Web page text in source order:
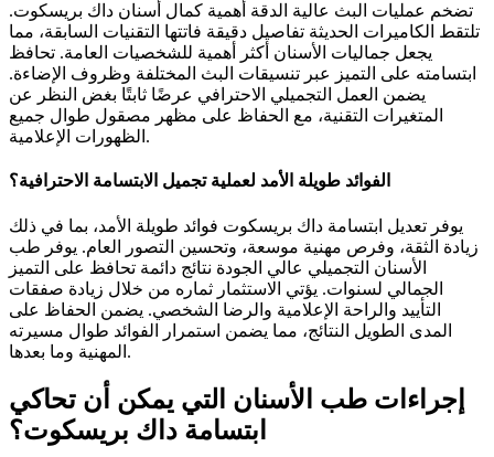
تضخم عمليات البث عالية الدقة أهمية كمال أسنان داك بريسكوت.
تلتقط الكاميرات الحديثة تفاصيل دقيقة فاتتها التقنيات السابقة، مما
يجعل جماليات الأسنان أكثر أهمية للشخصيات العامة. تحافظ
ابتسامته على التميز عبر تنسيقات البث المختلفة وظروف الإضاءة.
يضمن العمل التجميلي الاحترافي عرضًا ثابتًا بغض النظر عن
المتغيرات التقنية، مع الحفاظ على مظهر مصقول طوال جميع
الظهورات الإعلامية.
الفوائد طويلة الأمد لعملية تجميل الابتسامة الاحترافية؟
يوفر تعديل ابتسامة داك بريسكوت فوائد طويلة الأمد، بما في ذلك
زيادة الثقة، وفرص مهنية موسعة، وتحسين التصور العام. يوفر طب
الأسنان التجميلي عالي الجودة نتائج دائمة تحافظ على التميز
الجمالي لسنوات. يؤتي الاستثمار ثماره من خلال زيادة صفقات
التأييد والراحة الإعلامية والرضا الشخصي. يضمن الحفاظ على
المدى الطويل النتائج، مما يضمن استمرار الفوائد طوال مسيرته
المهنية وما بعدها.
إجراءات طب الأسنان التي يمكن أن تحاكي
ابتسامة داك بريسكوت؟